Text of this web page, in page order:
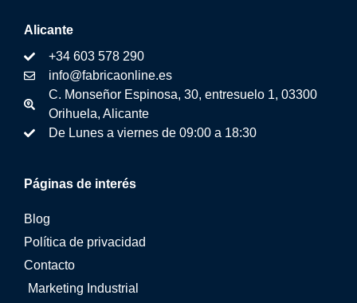
Páginas de interés
Blog
Política de privacidad
Contacto
Marketing Industrial
Alicante
+34 603 578 290
info@fabricaonline.es
C. Monseñor Espinosa, 30, entresuelo 1, 03300
Orihuela, Alicante
De Lunes a viernes de 09:00 a 18:30